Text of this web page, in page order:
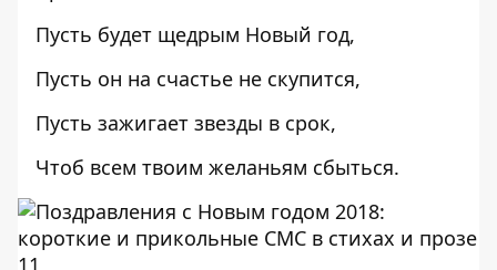
Пусть будет щедрым Новый год,
Пусть он на счастье не скупится,
Пусть зажигает звезды в срок,
Чтоб всем твоим желаньям сбыться.